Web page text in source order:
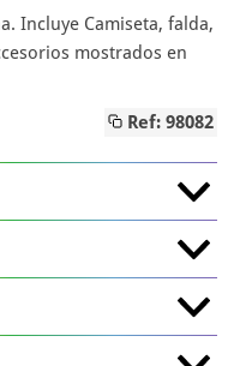
Incluye Camiseta, falda,
mostrados en
Ref: 98082